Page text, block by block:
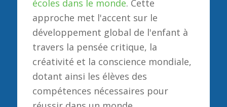
écoles dans le monde. Cette
approche met l'accent sur le
développement global de l'enfant à
travers la pensée critique, la
créativité et la conscience mondiale,
dotant ainsi les élèves des
compétences nécessaires pour